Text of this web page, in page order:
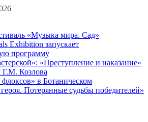
«Музыка мира. Сад»
Exhibition запускает
программу
«Преступление и наказание»
Козлова
в Ботаническом
Потерянные судьбы победителей»